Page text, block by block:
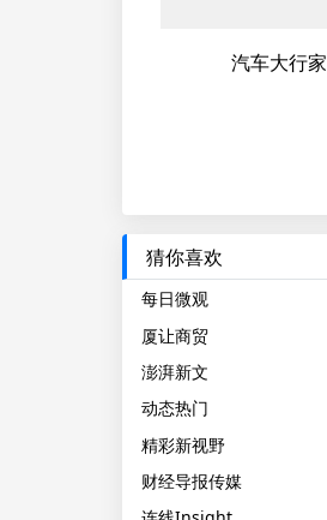
汽车大行家
猜你喜欢
每日微观
厦让商贸
澎湃新文
动态热门
精彩新视野
财经导报传媒